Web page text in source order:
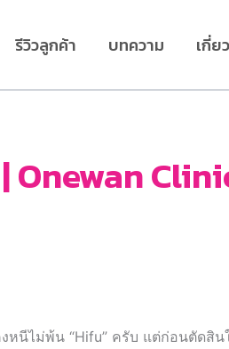
รีวิวลูกค้า บทความ เกี่ย
Onewan
นีไม่พ้น “Hifu” ครับ แต่ก่อนตัดสิน